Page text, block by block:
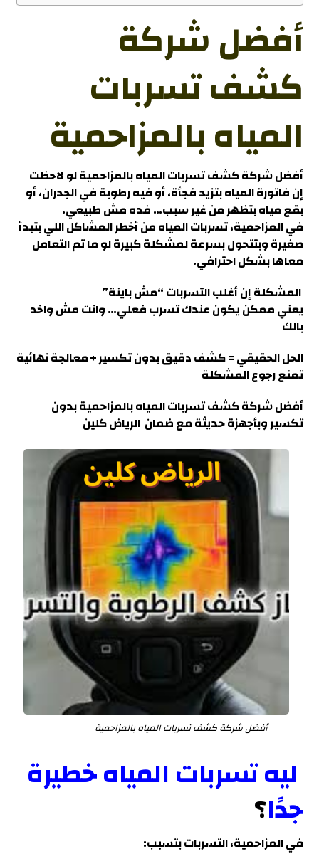
أفضل شركة
كشف تسربات
المياه بالمزاحمية
أفضل شركة كشف تسربات المياه بالمزاحميةلو لاحظت
إن فاتورة المياه بتزيد فجأة، أو فيه رطوبة في الجدران، أو
بقع مياه بتظهر من غير سبب… فده مش طبيعي.
فيالمزاحمية، تسربات المياه من أخطر المشاكل اللي بتبدأ
صغيرة وبتتحول بسرعة لمشكلة كبيرة لو ما تم التعامل
معاها بشكل احترافي.
المشكلة إن أغلب التسربات “مش باينة”
يعني ممكن يكون عندك تسرب فعلي… وانت مش واخد
بالك
الحل الحقيقي = كشف دقيق بدون تكسير + معالجة نهائية
تمنع رجوع المشكلة
أفضل شركة كشف تسربات المياه بالمزاحميةبدون
تكسير وبأجهزة حديثة مع ضمان الرياض كلين
أفضل شركة كشف تسربات المياه بالمزاحمية
ليه تسربات المياه خطيرة
جدًا؟
فيالمزاحمية، التسربات بتسبب: